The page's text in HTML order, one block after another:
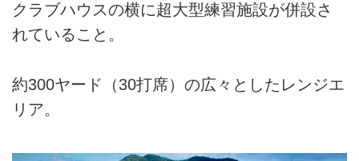
クラブハウスの横に超大型練習施設が併設さ
れていること。
約300ヤード（30打席）の広々としたレンジエ
リア。